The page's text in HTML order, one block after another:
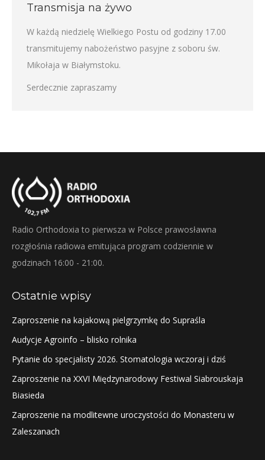
Transmisja na żywo
W każdą niedzielę Wielkiego Postu od godziny 17.00
transmitujemy nabożeństwo pasyjne z soboru św.
Mikołaja w Białymstoku.
Serdecznie zapraszamy
Radio Orthodoxia to pierwsza w Polsce prawosławna
rozgłośnia radiowa emitująca program codziennie w
godzinach 16:00 - 21:00.
Ostatnie wpisy
Zaproszenie na kajakową pielgrzymkę do Supraśla
Audycje Agroinfo – blisko rolnika
Pytanie do specjalisty 2026. Stomatologia wczoraj i dziś
Zaproszenie na XXVI Międzynarodowy Festiwal Siabrouskaja
Biasieda
Zaproszenie na modlitewne uroczystości do Monasteru w
Zaleszanach